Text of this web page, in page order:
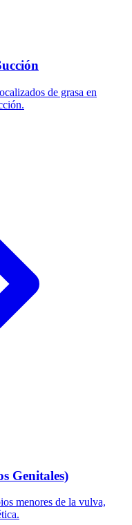
de grasa en
Genitales)
menores de la vulva,